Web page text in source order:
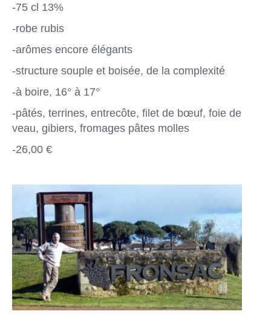
-75 cl 13%
-robe rubis
-arômes encore élégants
-structure souple et boisée, de la complexité
-à boire, 16° à 17°
-pâtés, terrines, entrecôte, filet de bœuf, foie de
veau, gibiers, fromages pâtes molles
-26,00 €